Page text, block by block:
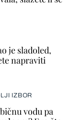
je sladoled,
napraviti
IZBOR
vodu pa